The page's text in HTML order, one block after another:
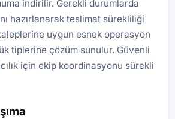
indirilir. Gerekli durumlarda
hazırlanarak teslimat sürekliliği
uygun esnek operasyon
tiplerine çözüm sunulur. Güvenli
için ekip koordinasyonu sürekli